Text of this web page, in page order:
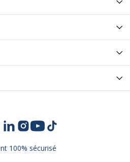
100% sécurisé